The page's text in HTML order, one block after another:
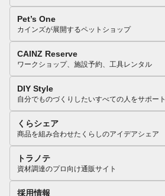
Pet’s One
カインズが展開するペットショップ
CAINZ Reserve
ワークショップ、施設予約、工具レンタル
DIY Style
自分でものづくりしたいすべての人をサポート
くらシェア
商品を組み合わせたくらしのアイデアシェア
トラノテ
資材調達のプロ向け通販サイト
採用情報